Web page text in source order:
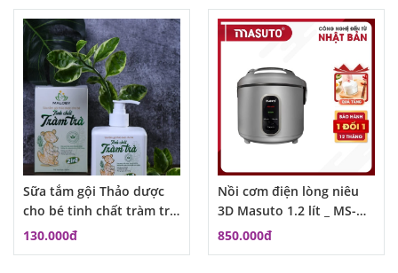
Sữa tắm gội Thảo dược
cho bé tinh chất tràm trà
Maloby
130.000đ
Nồi cơm điện lòng niêu
3D Masuto 1.2 lít _ MS-
RC1200
850.000đ